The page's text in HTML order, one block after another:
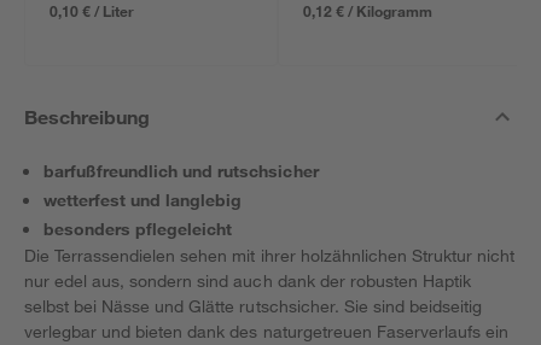
0,10 € / Liter 0,12 € / Kilogramm
Beschreibung
barfußfreundlich und rutschsicher
wetterfest und langlebig
besonders pflegeleicht
Die Terrassendielen sehen mit ihrer holzähnlichen Struktur nicht
nur edel aus, sondern sind auch dank der robusten Haptik
selbst bei Nässe und Glätte rutschsicher. Sie sind beidseitig
verlegbar und bieten dank des naturgetreuen Faserverlaufs ein